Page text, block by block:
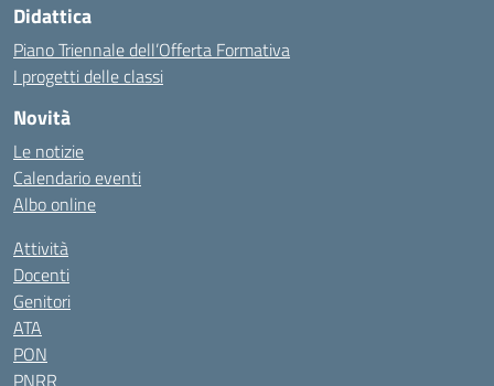
Didattica
Piano Triennale dell’Offerta Formativa
I progetti delle classi
Novità
Le notizie
Calendario eventi
Albo online
Attività
Docenti
Genitori
ATA
PON
PNRR